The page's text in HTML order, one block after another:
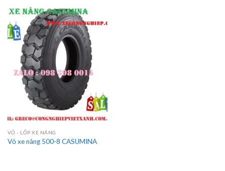
VỎ - LỐP XE NÂNG
Vỏ xe nâng 500-8 CASUMINA